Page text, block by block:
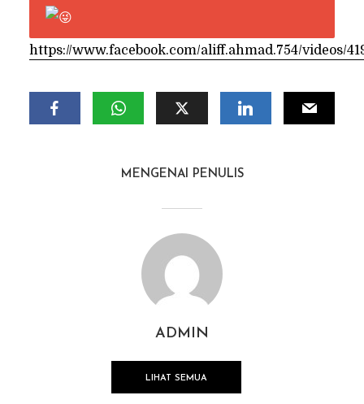
https://www.facebook.com/aliff.ahmad.754/videos/
MENGENAI PENULIS
ADMIN
LIHAT SEMUA